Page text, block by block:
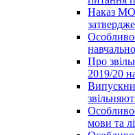
Наказ
Про
2019/20
мови та